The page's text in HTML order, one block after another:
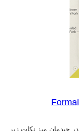
"چیدمان رسمی میز غذا" Formal Cover setting در چیدمان میز نکات زیر